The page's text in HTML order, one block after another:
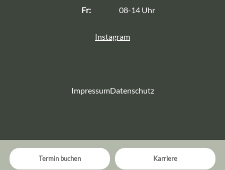
Termin buchen Karriere
Fr: 08-14 Uhr
Instagram
ImpressumDatenschutz